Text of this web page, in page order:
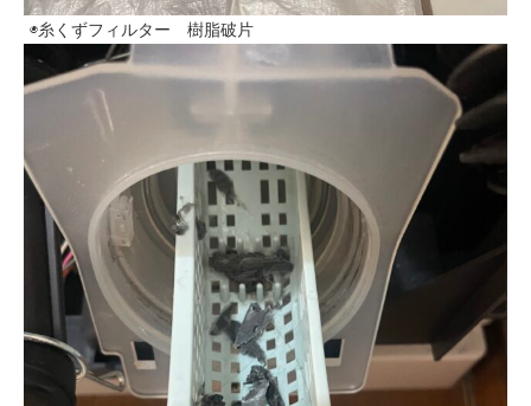
◉糸くずフィルター 樹脂破片